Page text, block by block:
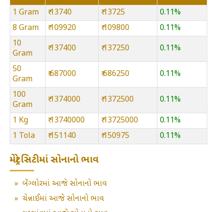
1 Gram
₹ 13740 ₹ 13725
0.11%
8 Gram
₹ 109920 ₹ 109800
0.11%
10
Gram
₹ 137400 ₹ 137250 0.11%
50
Gram
₹ 687000 ₹ 686250 0.11%
100
Gram
₹ 1374000 ₹ 1372500 0.11%
1 Kg ₹ 13740000 ₹ 13725000
0.11%
1 Tola
₹ 151140 ₹ 150975 0.11%
મેટ્રો સિટીમાં સોનાનો ભાવ
» બેંગ્લોરમાં આજે સોનાનો ભાવ
» ચેન્નાઈમાં આજે સોનાનો ભાવ